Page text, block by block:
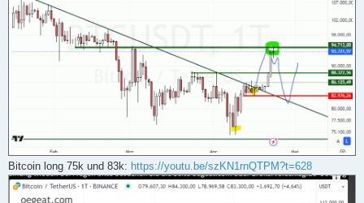
Bitcoin long 75k und 83k: https://youtu.be/szKN1rnQTPM?t=628